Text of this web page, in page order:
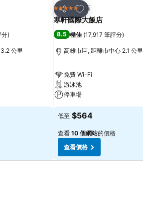
分)
公里
分享
放到收藏夾
5 星級 酒店
寒軒國際大飯店
8.5 極佳 (17,917 筆評分)
高雄市區, 距離市中心 2.1 公里
免費 Wi-Fi
游泳池
停車場
低至 $564
查看 10 個網站的價格
查看價格